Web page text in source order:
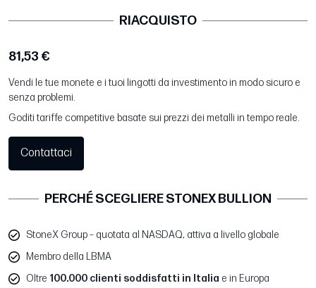
RIACQUISTO
81,53 €
Vendi le tue monete e i tuoi lingotti da investimento in modo sicuro e
senza problemi.
Goditi tariffe competitive basate sui prezzi dei metalli in tempo reale.
Contattaci
PERCHÉ SCEGLIERE STONEX BULLION
StoneX Group – quotata al NASDAQ, attiva a livello globale
Membro della LBMA
Oltre 100.000 clienti soddisfatti in Italia e in Europa